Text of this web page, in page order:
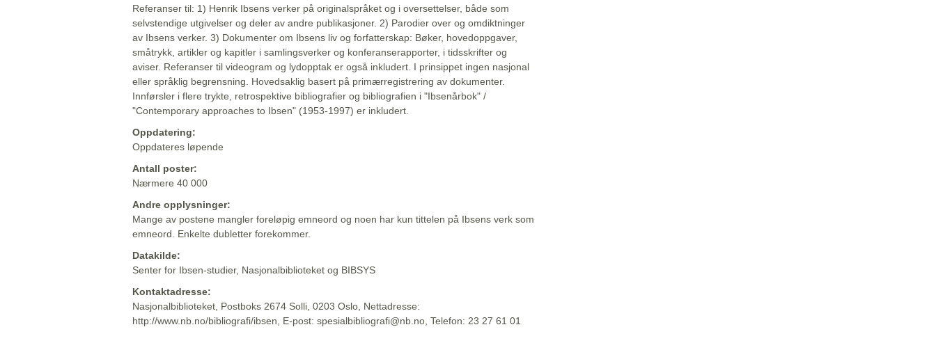
Referanser til: 1) Henrik Ibsens verker på originalspråket og i oversettelser, både som
selvstendige utgivelser og deler av andre publikasjoner. 2) Parodier over og omdiktninger
av Ibsens verker. 3) Dokumenter om Ibsens liv og forfatterskap: Bøker, hovedoppgaver,
småtrykk, artikler og kapitler i samlingsverker og konferanserapporter, i tidsskrifter og
aviser. Referanser til videogram og lydopptak er også inkludert. I prinsippet ingen nasjonal
eller språklig begrensning. Hovedsaklig basert på primærregistrering av dokumenter.
Innførsler i flere trykte, retrospektive bibliografier og bibliografien i "Ibsenårbok" /
"Contemporary approaches to Ibsen" (1953-1997) er inkludert.
Oppdatering:
Oppdateres løpende
Antall poster:
Nærmere 40 000
Andre opplysninger:
Mange av postene mangler foreløpig emneord og noen har kun tittelen på Ibsens verk som
emneord. Enkelte dubletter forekommer.
Datakilde:
Senter for Ibsen-studier, Nasjonalbiblioteket og BIBSYS
Kontaktadresse:
Nasjonalbiblioteket, Postboks 2674 Solli, 0203 Oslo, Nettadresse:
http://www.nb.no/bibliografi/ibsen, E-post: spesialbibliografi@nb.no, Telefon: 23 27 61 01